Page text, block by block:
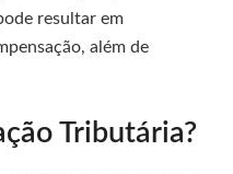
resultar em
além de
Tributária?